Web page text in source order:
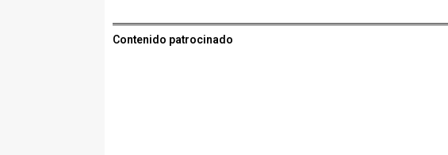
Contenido patrocinado